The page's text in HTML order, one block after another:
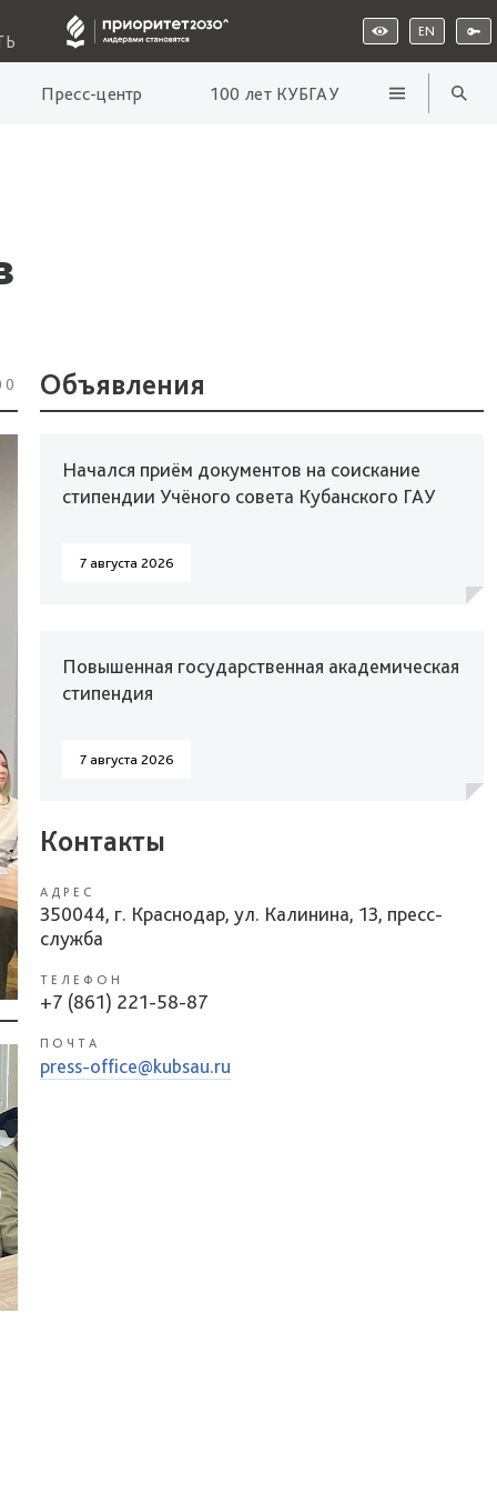
EN
Пресс-центр 100 лет КУБГАУ
Объявления
Начался приём документов на соискание
стипендии Учёного совета Кубанского ГАУ
7 августа 2026
Повышенная государственная академическая
стипендия
7 августа 2026
Контакты
АДРЕС
350044, г. Краснодар, ул. Калинина, 13, пресс-
служба
ТЕЛЕФОН
+7 (861) 221-58-87
ПОЧТА
press-office@kubsau.ru